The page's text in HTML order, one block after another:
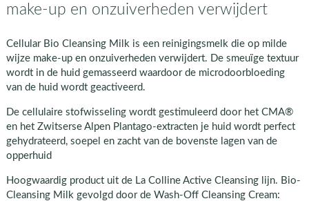
make-up en onzuiverheden verwijdert
Cellular Bio Cleansing Milk is een reinigingsmelk die op milde
wijze make-up en onzuiverheden verwijdert. De smeuïge textuur
wordt in de huid gemasseerd waardoor de microdoorbloeding
van de huid wordt geactiveerd.
De cellulaire stofwisseling wordt gestimuleerd door het CMA®
en het Zwitserse Alpen Plantago-extracten je huid wordt perfect
gehydrateerd, soepel en zacht van de bovenste lagen van de
opperhuid
Hoogwaardig product uit de La Colline Active Cleansing lijn. Bio-
Cleansing Milk gevolgd door de Wash-Off Cleansing Cream: